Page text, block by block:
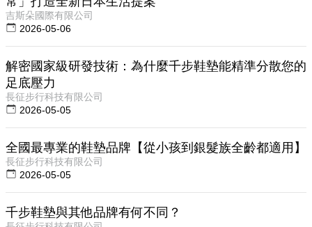
吉斯朵國際有限公司
2026-05-06
解密國家級研發技術：為什麼千步鞋墊能精準分散您的
足底壓力
長征步行科技有限公司
2026-05-05
全國最專業的鞋墊品牌【從小孩到銀髮族全齡都適用】
長征步行科技有限公司
2026-05-05
千步鞋墊與其他品牌有何不同？